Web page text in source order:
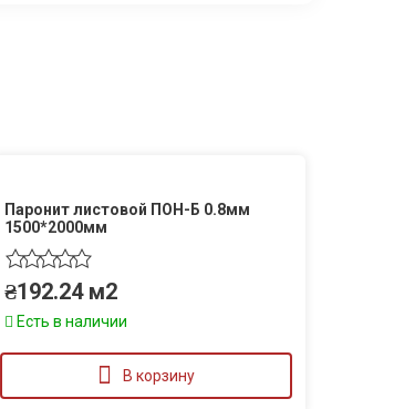
Паронит листовой ПОН-Б 0.8мм
1500*2000мм
₴192.24 м2
Есть в наличии
В корзину